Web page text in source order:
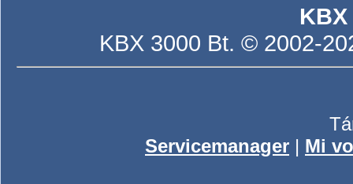
KBX 3000 Bt. © 2002-
Servicemanager | Mi